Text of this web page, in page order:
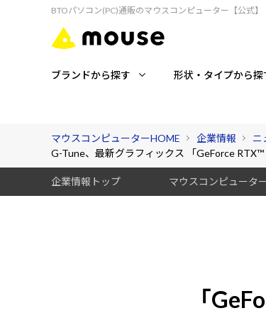
BTOパソコン(PC)通販のマウスコンピューター【公式】
ブランドから探す 形状・タイプから探
マウスコンピューターHOME 企業情報
ニ
G-Tune、最新グラフィックス 「GeForce
企業情報トップ マウスコンピュータ
「